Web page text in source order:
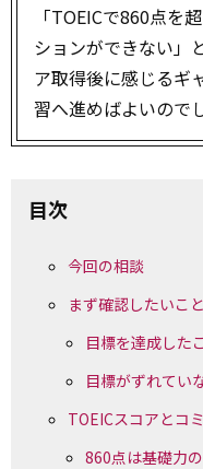
「TOEICで860点を
ションができない」
ア取得後に感じるギ
習へ進めばよいので
目次
今回の相談
まず確認したいこと
目標を達成した
目標がずれてい
TOEICスコアとコ
860点は基礎力